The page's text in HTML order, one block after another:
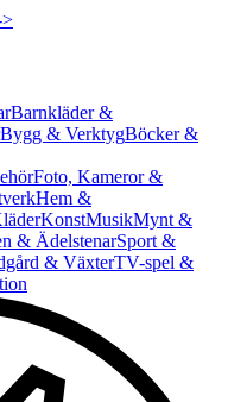
Barnkläder &
Bygg & VerktygBöcker &
Foto, Kameror &
Hem &
KonstMusikMynt &
& ÄdelstenarSport &
& VäxterTV-spel &